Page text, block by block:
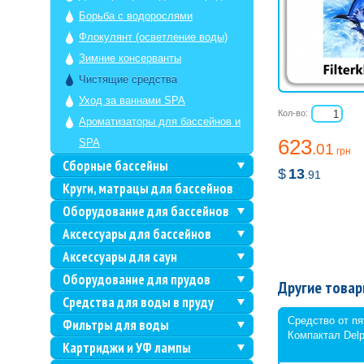
623.01 грн
$ 13 .91
Кол-во:
Другие
Средство от
Компактал
Борьба с водорослями
Флокулянт (осветление воды)
Зимние консерванты
Чистящие средства
Уход за ваннами SPA
Ароматизаторы для бассейнов и
SPA
Сборные бассейны
Круги, матрацы для бассейнов
Оборудование для бассейнов
Аксессуары для бассейнов
Аксессуары для саун
Оборудование для прудов
Средства для воды в пруду
Фильтры для воды
Картриджи и УФ лампы